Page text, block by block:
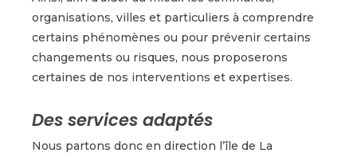
organisations, villes et particuliers à comprendre
certains phénomènes ou pour prévenir certains
changements ou risques, nous proposerons
certaines de nos interventions et expertises.
Des services adaptés
Nous partons donc en direction l’île de La